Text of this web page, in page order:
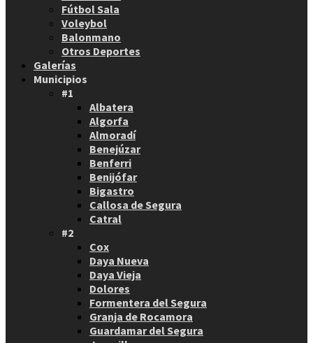
Fútbol Sala
Voleybol
Balonmano
Otros Deportes
Galerías
Municipios
#1
Albatera
Algorfa
Almoradí
Benejúzar
Benferri
Benijófar
Bigastro
Callosa de Segura
Catral
#2
Cox
Daya Nueva
Daya Vieja
Dolores
Formentera del Segura
Granja de Rocamora
Guardamar del Segura